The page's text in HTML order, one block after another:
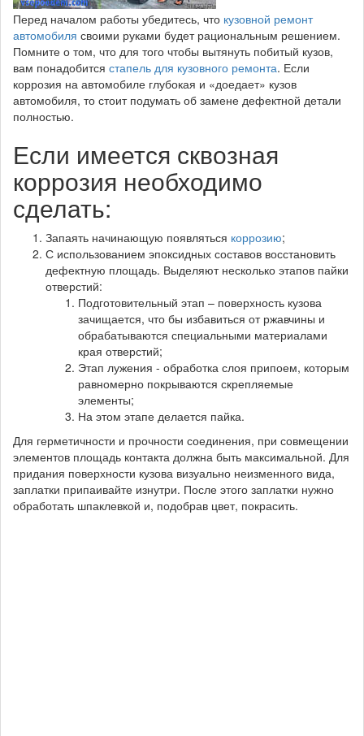
Перед началом работы убедитесь, что кузовной ремонт
автомобиля своими руками будет рациональным решением.
Помните о том, что для того чтобы вытянуть побитый кузов,
вам понадобится стапель для кузовного ремонта. Если
коррозия на автомобиле глубокая и «доедает» кузов
автомобиля, то стоит подумать об замене дефектной детали
полностью.
Если имеется сквозная
коррозия необходимо
сделать:
Запаять начинающую появляться коррозию;
С использованием эпоксидных составов восстановить
дефектную площадь. Выделяют несколько этапов пайки
отверстий:
Подготовительный этап – поверхность кузова
зачищается, что бы избавиться от ржавчины и
обрабатываются специальными материалами
края отверстий;
Этап лужения - обработка слоя припоем, которым
равномерно покрываются скрепляемые
элементы;
На этом этапе делается пайка.
Для герметичности и прочности соединения, при совмещении
элементов площадь контакта должна быть максимальной. Для
придания поверхности кузова визуально неизменного вида,
заплатки припаивайте изнутри. После этого заплатки нужно
обработать шпаклевкой и, подобрав цвет, покрасить.